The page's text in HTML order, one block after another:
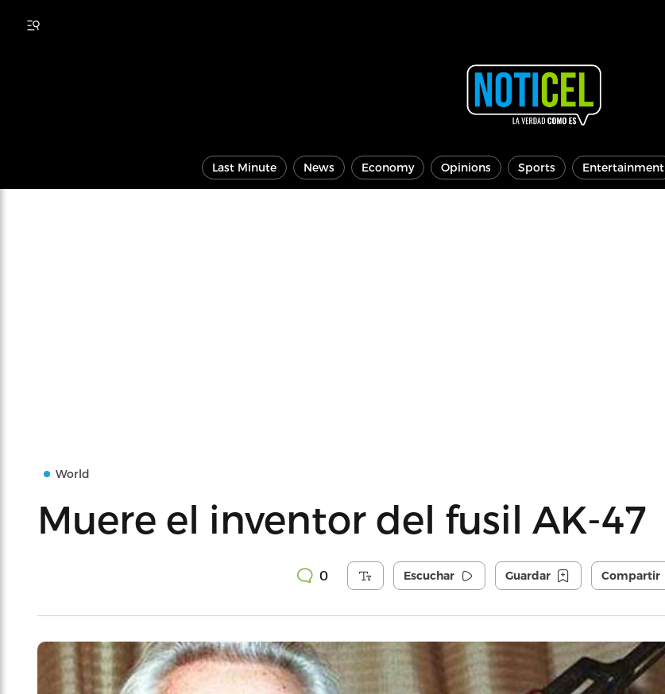
Last Minute News Economy Opinions Sports Entertainment
World
Muere el inventor del fusil AK-47
0 Escuchar Guardar Compartir